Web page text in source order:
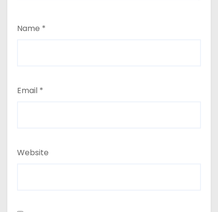
Name *
Email *
Website